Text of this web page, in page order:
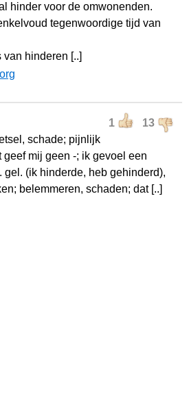
hinder voor de omwonenden.
tegenwoordige tijd van
hinderen [..]
1 13
schade; pijnlijk
mij geen -; ik gevoel een
gel. (ik hinderde, heb gehinderd),
belemmeren, schaden; dat [..]